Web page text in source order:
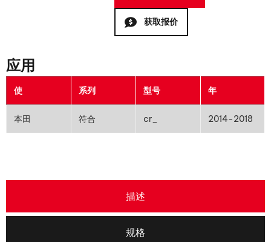
获取报价
应用
使 系列 型号 年
本田 符合 cr_ 2014-2018
描述
规格